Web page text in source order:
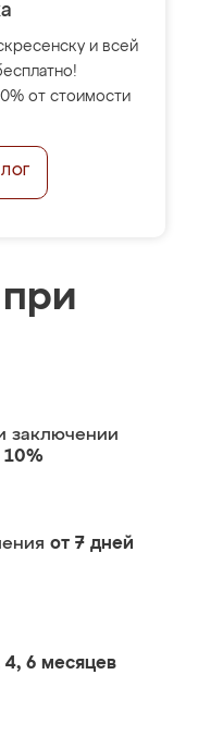
и всей
от стоимости
заключении
10%
от 7 дней
4, 6 месяцев